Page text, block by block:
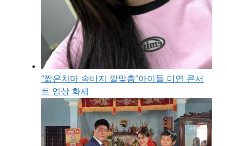
“짧은치마 속바지 깔맞춤”아이들 미연 콘서
트 영상 화제